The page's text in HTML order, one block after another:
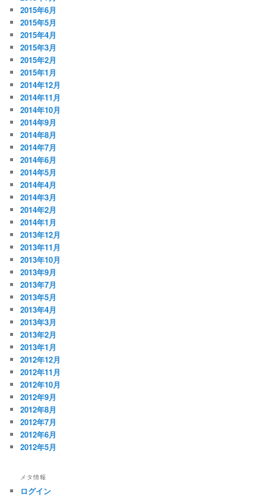
2015年6月
2015年5月
2015年4月
2015年3月
2015年2月
2015年1月
2014年12月
2014年11月
2014年10月
2014年9月
2014年8月
2014年7月
2014年6月
2014年5月
2014年4月
2014年3月
2014年2月
2014年1月
2013年12月
2013年11月
2013年10月
2013年9月
2013年7月
2013年5月
2013年4月
2013年3月
2013年2月
2013年1月
2012年12月
2012年11月
2012年10月
2012年9月
2012年8月
2012年7月
2012年6月
2012年5月
メタ情報
ログイン